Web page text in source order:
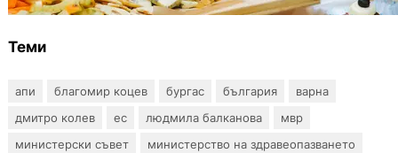
Теми
апи благомир коцев бургас българия
варна
дмитро колев
ес людмила балканова
мвр
министерски съвет
министерство на здравеопазването